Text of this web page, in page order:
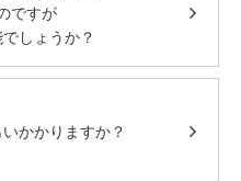
ですが
しょうか？
かかりますか？